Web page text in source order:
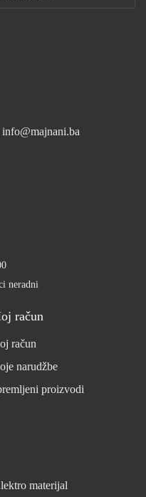
neradni
račun
račun
narudžbe
proizvodi
materijal